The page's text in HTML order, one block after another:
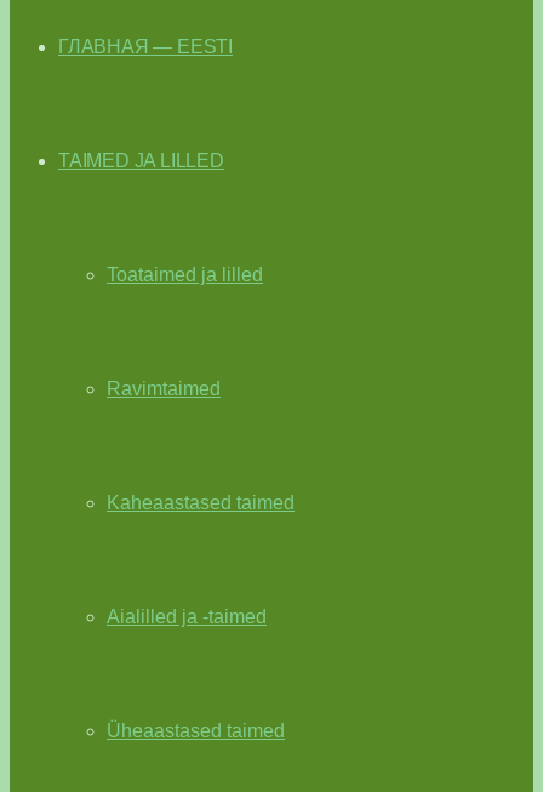
ГЛАВНАЯ — EESTI
TAIMED JA LILLED
Toataimed ja lilled
Ravimtaimed
Kaheaastased taimed
Aialilled ja -taimed
Üheaastased taimed